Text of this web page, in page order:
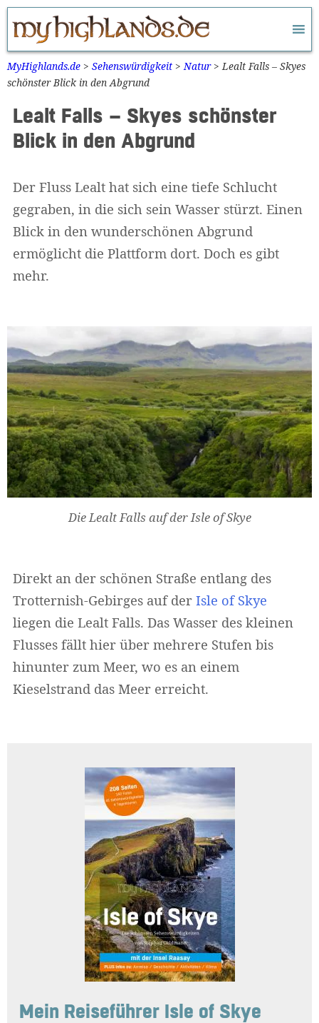
Zum
Inhalt
springen
MyHighlands.de > Sehenswürdigkeit >Natur >Lealt Falls – Skyes
schönster Blick in den Abgrund
Lealt Falls – Skyes schönster
Blick in den Abgrund
Der Fluss Lealt hat sich eine tiefe Schlucht
gegraben, in die sich sein Wasser stürzt. Einen
Blick in den wunderschönen Abgrund
ermöglicht die Plattform dort. Doch es gibt
mehr.
Die Lealt Falls auf der Isle of Skye
Direkt an der schönen Straße entlang des
Trotternish-Gebirges auf der Isle of Skye
liegen die Lealt Falls. Das Wasser des kleinen
Flusses fällt hier über mehrere Stufen bis
hinunter zum Meer, wo es an einem
Kieselstrand das Meer erreicht.
Mein Reiseführer Isle of Skye